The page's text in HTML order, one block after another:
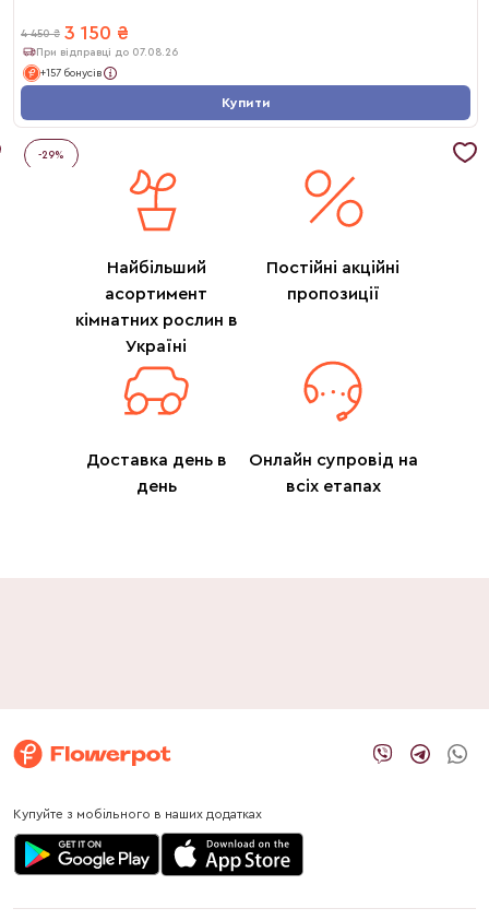
4 450 ₴ 3 150 ₴
При відправці до 07.08.26
+157 бонусів
Купити
-29%
Найбільший
асортимент
кімнатних рослин в
Україні
Постійні акційні
пропозиції
Доставка день в
день
Онлайн супровід на
всіх етапах
Купуйте з мобільного в наших додатках